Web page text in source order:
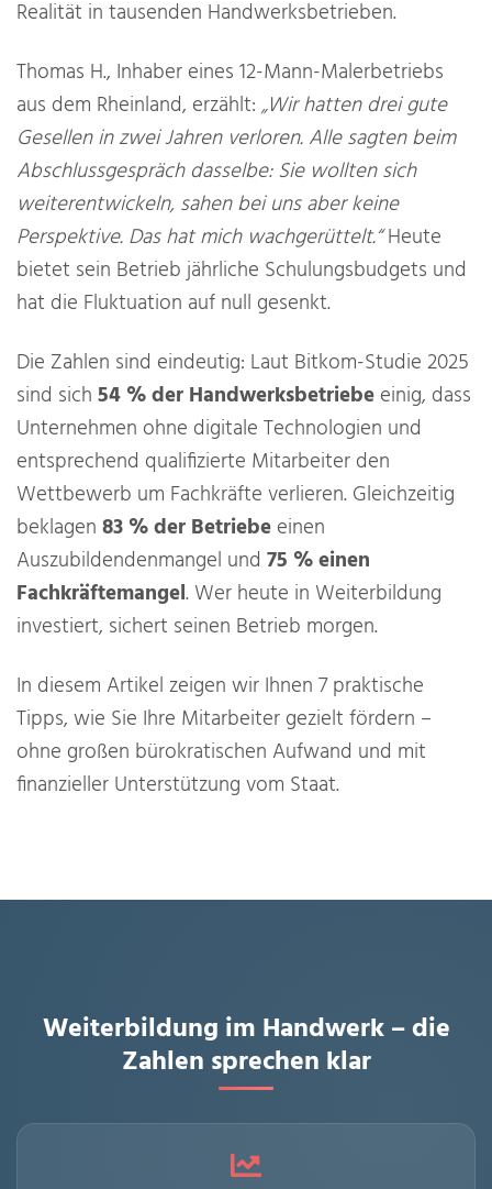
Realität in tausenden Handwerksbetrieben.
Thomas H., Inhaber eines 12-Mann-Malerbetriebs
aus dem Rheinland, erzählt: „Wir hatten drei gute
Gesellen in zwei Jahren verloren. Alle sagten beim
Abschlussgespräch dasselbe: Sie wollten sich
weiterentwickeln, sahen bei uns aber keine
Perspektive. Das hat mich wachgerüttelt.“Heute
bietet sein Betrieb jährliche Schulungsbudgets und
hat die Fluktuation auf null gesenkt.
Die Zahlen sind eindeutig: Laut Bitkom-Studie 2025
sind sich 54 % der Handwerksbetriebe einig, dass
Unternehmen ohne digitale Technologien und
entsprechend qualifizierte Mitarbeiter den
Wettbewerb um Fachkräfte verlieren. Gleichzeitig
beklagen 83 % der Betriebe einen
Auszubildendenmangel und 75 % einen
Fachkräftemangel. Wer heute in Weiterbildung
investiert, sichert seinen Betrieb morgen.
In diesem Artikel zeigen wir Ihnen 7 praktische
Tipps, wie Sie Ihre Mitarbeiter gezielt fördern –
ohne großen bürokratischen Aufwand und mit
finanzieller Unterstützung vom Staat.
Weiterbildung im Handwerk – die
Zahlen sprechen klar